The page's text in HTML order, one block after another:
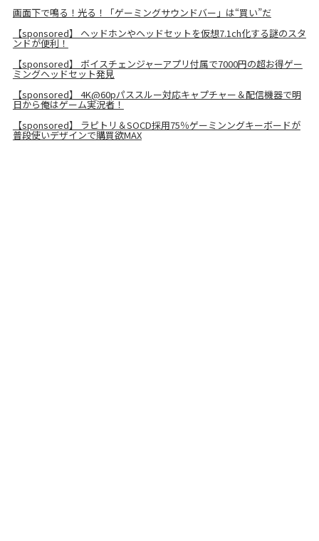
画面下で鳴る！光る！「ゲーミングサウンドバー」は“買い”だ
【sponsored】 ヘッドホンやヘッドセットを仮想7.1ch化する謎のスタ
ンドが便利！
【sponsored】 ボイスチェンジャーアプリ付属で7000円の超お得ゲー
ミングヘッドセット発見
【sponsored】 4K@60pパススルー対応キャプチャー＆配信機器で明
日から俺はゲーム実況者！
【sponsored】 ラピトリ＆SOCD採用75％ゲーミンングキーボードが
普段使いデザインで購買欲MAX